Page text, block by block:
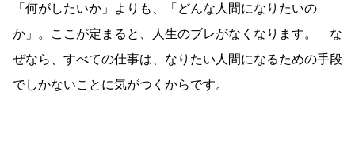
「何がしたいか」よりも、「どんな人間になりたいの
か」。ここが定まると、人生のブレがなくなります。 な
ぜなら、すべての仕事は、なりたい人間になるための手段
でしかないことに気がつくからです。